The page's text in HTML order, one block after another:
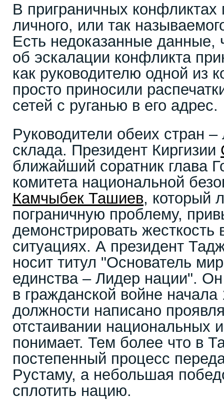
В приграничных конфликтах
личного, или так
Есть недоказанные данные,
об эскалации конфликта
как руководителю одной из
просто приносили
сетей с руганью в его адрес.
Руководители обеих стран
склада. Президент Киргизии
ближайший соратник глава
комитета национальной
Камчыбек Ташиев, который
пограничную проблему,
демонстрировать
ситуациях. А президент
носит титул "Основатель
единства – Лидер нации".
в гражданской войне
должности написано
отстаивании национальных
понимает. Тем более что в
постепенный процесс
Рустаму, а небольшая
сплотить нацию.